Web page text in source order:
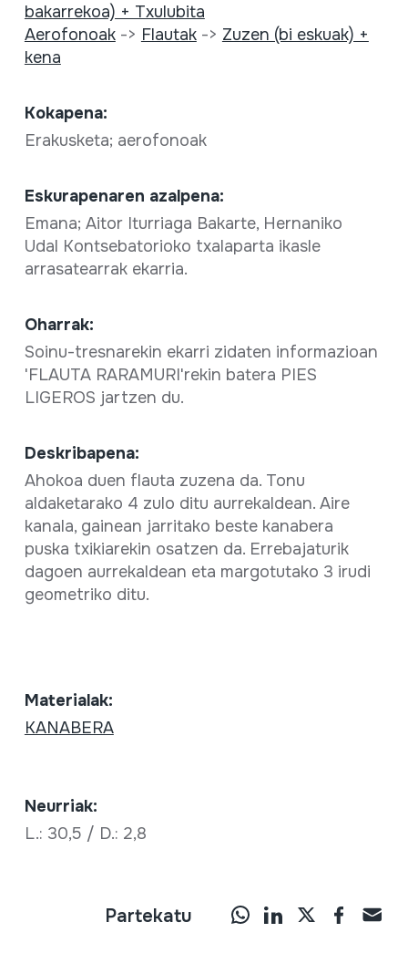
bakarrekoa) + Txulubita
Aerofonoak-> Flautak-> Zuzen (bi eskuak) +
kena
Kokapena:
Erakusketa; aerofonoak
Eskurapenaren azalpena:
Emana; Aitor Iturriaga Bakarte, Hernaniko
Udal Kontsebatorioko txalaparta ikasle
arrasatearrak ekarria.
Oharrak:
Soinu-tresnarekin ekarri zidaten informazioan
'FLAUTA RARAMURI'rekin batera PIES
LIGEROS jartzen du.
Deskribapena:
Ahokoa duen flauta zuzena da. Tonu
aldaketarako 4 zulo ditu aurrekaldean. Aire
kanala, gainean jarritako beste kanabera
puska txikiarekin osatzen da. Errebajaturik
dagoen aurrekaldean eta margotutako 3 irudi
geometriko ditu.
Materialak:
KANABERA
Neurriak:
L.: 30,5 / D.: 2,8
Partekatu